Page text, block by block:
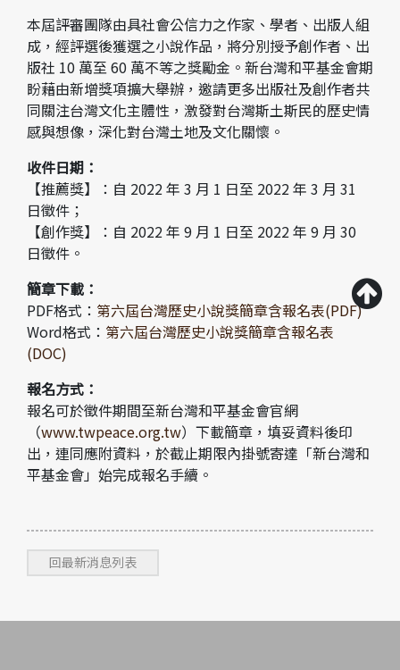
本屆評審團隊由具社會公信力之作家、學者、出版人組
成，經評選後獲選之小說作品，將分別授予創作者、出
版社 10 萬至 60 萬不等之獎勵金。新台灣和平基金會期
盼藉由新增獎項擴大舉辦，邀請更多出版社及創作者共
同關注台灣文化主體性，激發對台灣斯土斯民的歷史情
感與想像，深化對台灣土地及文化關懷。
收件日期：
【推薦獎】：自 2022 年 3 月 1 日至 2022 年 3 月 31
日徵件；
【創作獎】：自 2022 年 9 月 1 日至 2022 年 9 月 30
日徵件。
簡章下載：
PDF格式： 第六屆台灣歷史小說獎簡章含報名表(PDF)
Word格式： 第六屆台灣歷史小說獎簡章含報名表
(DOC)
報名方式：
報名可於徵件期間至新台灣和平基金會官網
（www.twpeace.org.tw）下載簡章，填妥資料後印
出，連同應附資料，於截止期限內掛號寄達「新台灣和
平基金會」始完成報名手續。
回最新消息列表